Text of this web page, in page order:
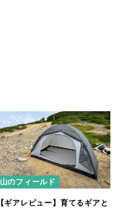
山のフィールド
【ギアレビュー】育てるギアと